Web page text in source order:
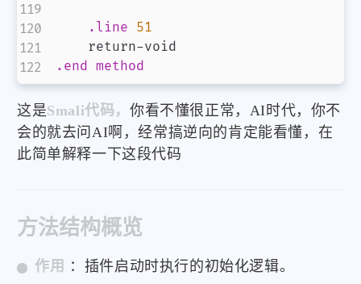
.line 51
.end method
这是Smali代码，你看不懂很正常，AI时代，你不
会的就去问AI啊，经常搞逆向的肯定能看懂，在
此简单解释一下这段代码
方法结构概览
作用 ：插件启动时执行的初始化逻辑。